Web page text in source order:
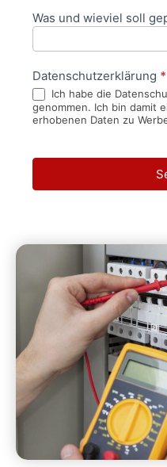
Was und wieviel soll
Datenschutzerklärung *
Ich habe die
genommen. Ich bin damit
erhobenen Daten zu